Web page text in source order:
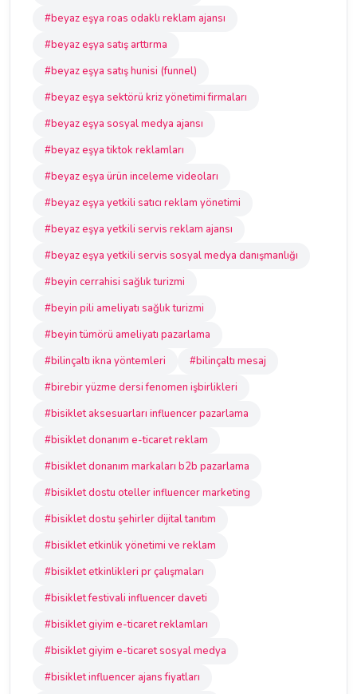
#beyaz eşya roas odaklı reklam ajansı
#beyaz eşya satış arttırma
#beyaz eşya satış hunisi (funnel)
#beyaz eşya sektörü kriz yönetimi firmaları
#beyaz eşya sosyal medya ajansı
#beyaz eşya tiktok reklamları
#beyaz eşya ürün inceleme videoları
#beyaz eşya yetkili satıcı reklam yönetimi
#beyaz eşya yetkili servis reklam ajansı
#beyaz eşya yetkili servis sosyal medya danışmanlığı
#beyin cerrahisi sağlık turizmi
#beyin pili ameliyatı sağlık turizmi
#beyin tümörü ameliyatı pazarlama
#bilinçaltı ikna yöntemleri
#bilinçaltı mesaj
#birebir yüzme dersi fenomen işbirlikleri
#bisiklet aksesuarları influencer pazarlama
#bisiklet donanım e-ticaret reklam
#bisiklet donanım markaları b2b pazarlama
#bisiklet dostu oteller influencer marketing
#bisiklet dostu şehirler dijital tanıtım
#bisiklet etkinlik yönetimi ve reklam
#bisiklet etkinlikleri pr çalışmaları
#bisiklet festivali influencer daveti
#bisiklet giyim e-ticaret reklamları
#bisiklet giyim e-ticaret sosyal medya
#bisiklet influencer ajans fiyatları